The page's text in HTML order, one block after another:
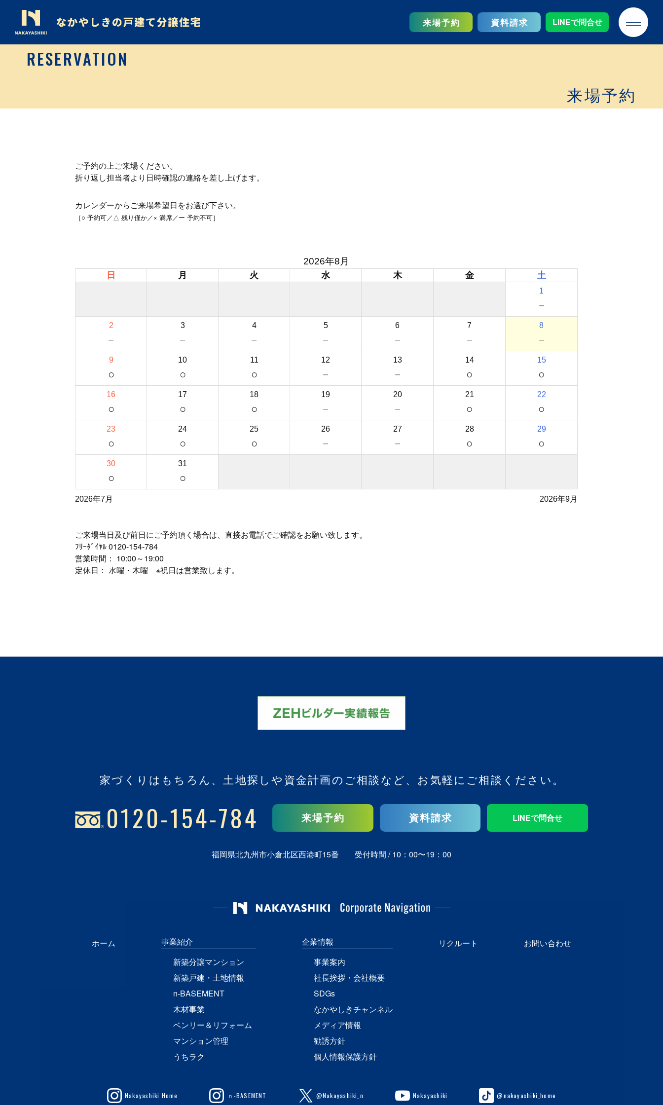
来場予約 資料請求 LINEで問合せ
RESERVATION
来場予約
ご予約の上ご来場ください。
折り返し担当者より日時確認の連絡を差し上げます。
カレンダーからご来場希望日をお選び下さい。
［○ 予約可／△ 残り僅か／× 満席／ー 予約不可］
2026年8月
日 月 火 水 木 金 土
1
－
2
－
3
－
4
－
5
－
6
－
7
－
8
－
9
○
10
○
11
○
12
－
13
－
14
○
15
○
16
○
17
○
18
○
19
－
20
－
21
○
22
○
23
○
24
○
25
○
26
－
27
－
28
○
29
○
30
○
31
○
2026年7月 2026年9月
ご来場当日及び前日にご予約頂く場合は、直接お電話でご確認をお願い致します。
ﾌﾘｰﾀﾞｲﾔﾙ0120-154-784
営業時間： 10:00～19:00
定休日： 水曜・木曜 ※祝日は営業致します。
家づくりはもちろん、 土地探しや資金計画のご相談など、 お気軽にご相談ください。
0120-154-784 来場予約 資料請求 LINEで問合せ
福岡県北九州市小倉北区西港町15番 受付時間 / 10：00〜19：00
ホーム
事業紹介
新築分譲マンション
新築戸建・土地情報
n-BASEMENT
木材事業
ベンリー＆リフォーム
マンション管理
うちラク
企業情報
事業案内
社長挨拶・会社概要
SDGs
なかやしきチャンネル
メディア情報
勧誘方針
個人情報保護方針
リクルート お問い合わせ
Nakayashiki Home ｎ-BASEMENT @Nakayashiki_n Nakayashiki @nakayashiki_home